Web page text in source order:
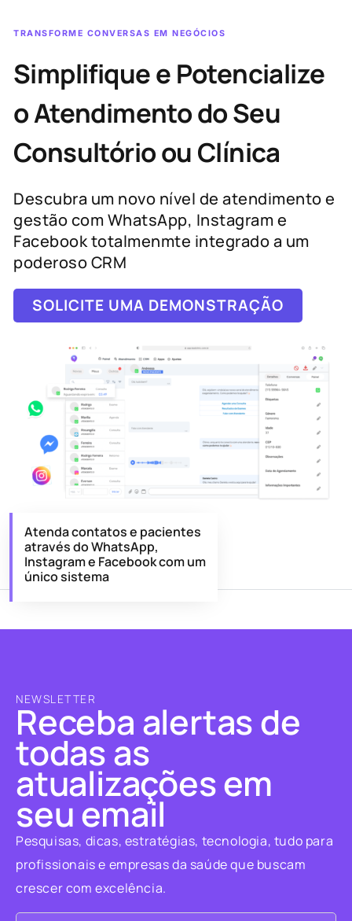
TRANSFORME CONVERSAS EM NEGÓCIOS
Simplifique e Potencialize
o Atendimento do Seu
Consultório ou Clínica
Descubra um novo nível de atendimento e
gestão com WhatsApp, Instagram e
Facebook totalmenmte integrado a um
poderoso CRM
SOLICITE UMA DEMONSTRAÇÃO
Atenda contatos e pacientes
através do WhatsApp,
Instagram e Facebook com um
único sistema
NEWSLETTER
Receba alertas de
todas as
atualizações em
seu email
Pesquisas, dicas, estratégias, tecnologia, tudo para
profissionais e empresas da saúde que buscam
crescer com excelência.